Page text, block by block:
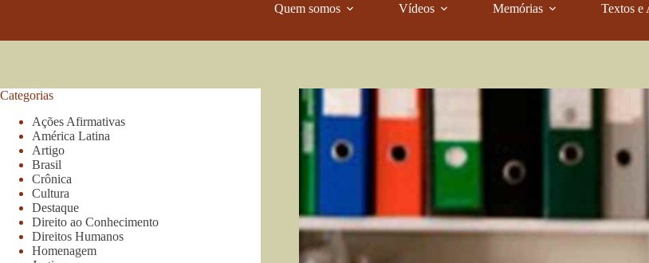
Quem somos Vídeos Memórias Textos e
Categorias
Ações Afirmativas
América Latina
Artigo
Brasil
Crônica
Cultura
Destaque
Direito ao Conhecimento
Direitos Humanos
Homenagem